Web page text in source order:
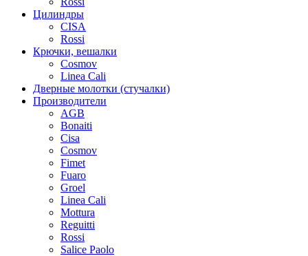
Цилиндры
CISA
Rossi
Крючки, вешалки
Cosmov
Linea Cali
Дверные молотки (стучалки)
Производители
AGB
Bonaiti
Cisa
Cosmov
Fimet
Fuaro
Groel
Linea Cali
Mottura
Reguitti
Rossi
Salice Paolo